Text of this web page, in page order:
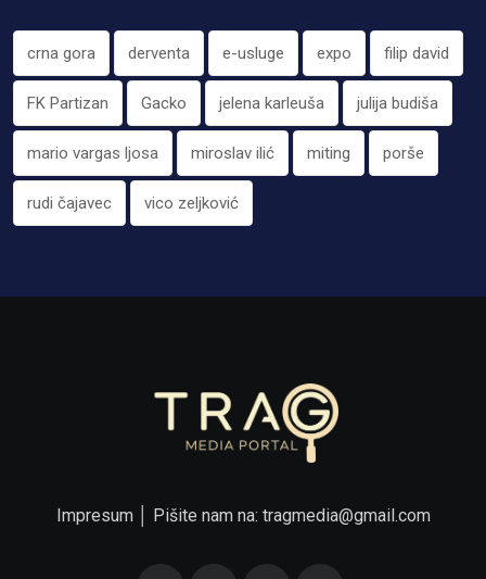
crna gora derventa e-usluge expo filip david
FK Partizan Gacko jelena karleuša julija budiša
mario vargas ljosa miroslav ilić miting porše
rudi čajavec vico zeljković
Impresum│ Pišite nam na: tragmedia@gmail.com